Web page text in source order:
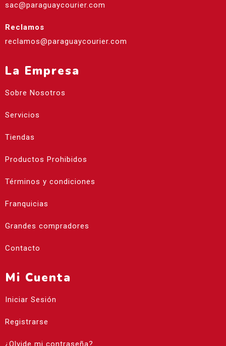
sac@paraguaycourier.com
Reclamos
reclamos@paraguaycourier.com
La Empresa
Sobre Nosotros
Servicios
Tiendas
Productos Prohibidos
Términos y condiciones
Franquicias
Grandes compradores
Contacto
Mi Cuenta
Iniciar Sesión
Registrarse
¿Olvide mi contraseña?